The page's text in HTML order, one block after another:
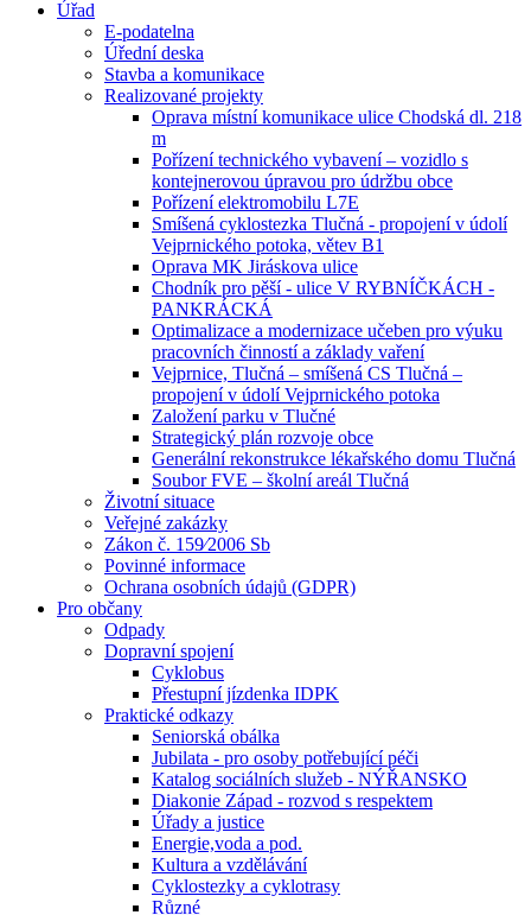
Úřad
E-podatelna
Úřední deska
Stavba a komunikace
Realizované projekty
Oprava místní komunikace ulice Chodská dl. 218
m
Pořízení technického vybavení – vozidlo s
kontejnerovou úpravou pro údržbu obce
Pořízení elektromobilu L7E
Smíšená cyklostezka Tlučná - propojení v údolí
Vejprnického potoka, větev B1
Oprava MK Jiráskova ulice
Chodník pro pěší - ulice V RYBNÍČKÁCH -
PANKRÁCKÁ
Optimalizace a modernizace učeben pro výuku
pracovních činností a základy vaření
Vejprnice, Tlučná – smíšená CS Tlučná –
propojení v údolí Vejprnického potoka
Založení parku v Tlučné
Strategický plán rozvoje obce
Generální rekonstrukce lékařského domu Tlučná
Soubor FVE – školní areál Tlučná
Životní situace
Veřejné zakázky
Zákon č. 159⁄2006 Sb
Povinné informace
Ochrana osobních údajů (GDPR)
Pro občany
Odpady
Dopravní spojení
Cyklobus
Přestupní jízdenka IDPK
Praktické odkazy
Seniorská obálka
Jubilata - pro osoby potřebující péči
Katalog sociálních služeb - NÝŘANSKO
Diakonie Západ - rozvod s respektem
Úřady a justice
Energie,voda a pod.
Kultura a vzdělávání
Cyklostezky a cyklotrasy
Různé